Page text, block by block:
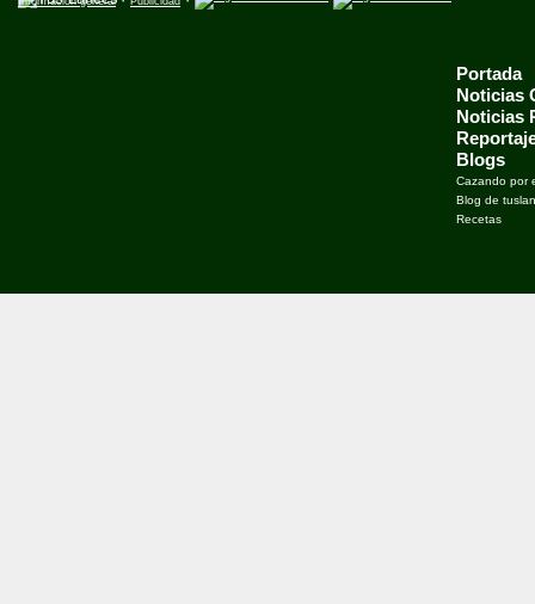
Portada
Noticias
Noticias
Blogs
Cazando por
Blog de
Recetas